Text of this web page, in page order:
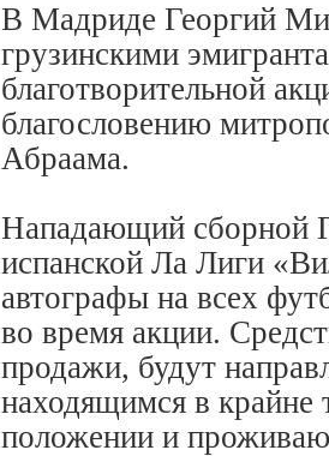
В Мадриде Георгий
грузинскими
благотворительной
благословению
Абраама.
Нападающий сборной
испанской Ла Лиги
автографы на всех
во время акции.
продажи, будут
находящимся в крайне
положении и